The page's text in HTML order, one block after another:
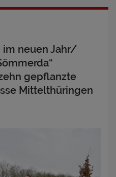
im neuen Jahr/
gepflanzte
Mittelthüringen